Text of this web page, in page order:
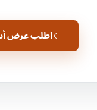
اطلب عرض